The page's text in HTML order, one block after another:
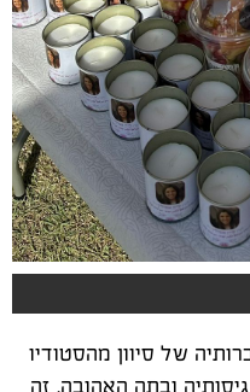
של סיוון מהסטודיו
ובתה האהובה. זה